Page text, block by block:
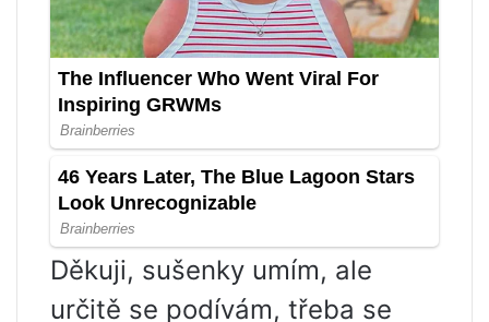
Děkuji, sušenky umím, ale
určitě se podívám, třeba se